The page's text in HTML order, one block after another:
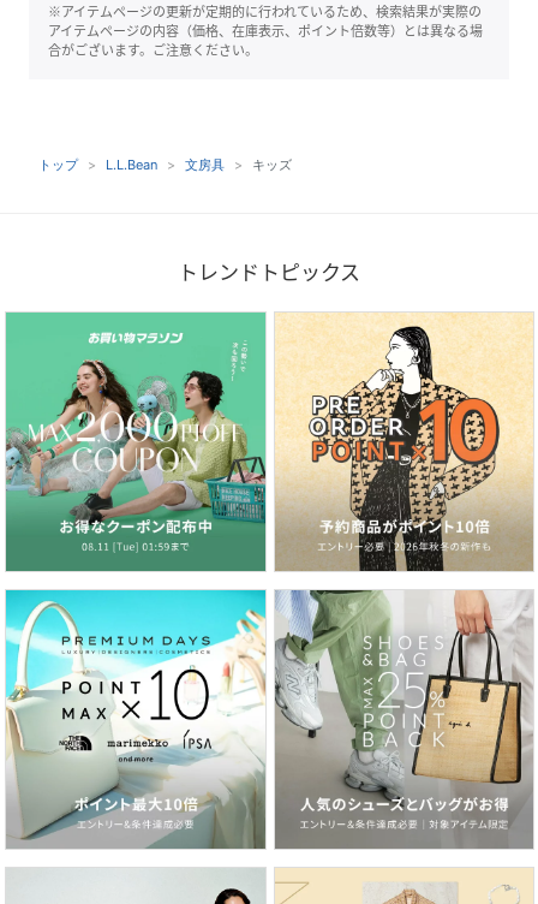
※アイテムページの更新が定期的に行われているため、検索結果が実際の
アイテムページの内容（価格、在庫表示、ポイント倍数等）とは異なる場
合がございます。ご注意ください。
トップ L.L.Bean 文房具 キッズ
トレンドトピックス